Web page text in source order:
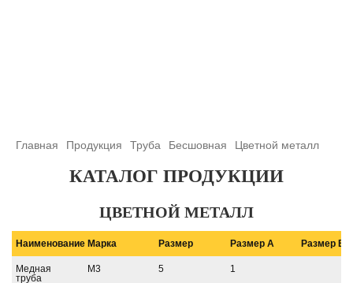
Главная Продукция Труба Бесшовная Цветной металл
КАТАЛОГ ПРОДУКЦИИ
ЦВЕТНОЙ МЕТАЛЛ
Наименование Марка Размер Размер A Размер B
Медная
труба
М3 5 1